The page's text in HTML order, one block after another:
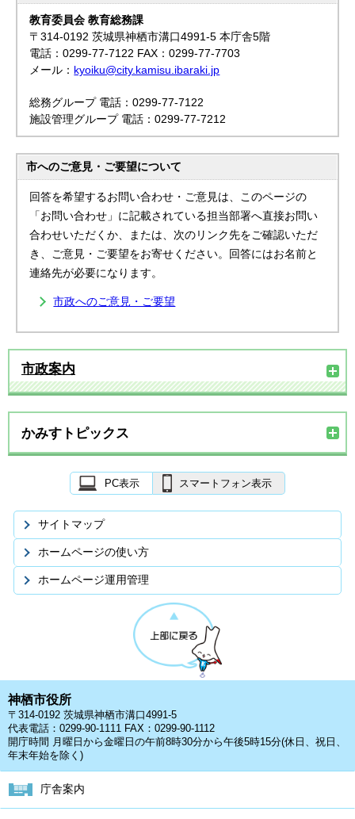
教育委員会 教育総務課
〒314-0192 茨城県神栖市溝口4991-5 本庁舎5階
電話：0299-77-7122 FAX：0299-77-7703
メール： kyoiku@city.kamisu.ibaraki.jp
総務グループ 電話：0299-77-7122
施設管理グループ 電話：0299-77-7212
市へのご意見・ご要望について
回答を希望するお問い合わせ・ご意見は、このページの
「お問い合わせ」に記載されている担当部署へ直接お問い
合わせいただくか、または、次のリンク先をご確認いただ
き、ご意見・ご要望をお寄せください。回答にはお名前と
連絡先が必要になります。
市政へのご意見・ご要望
市政案内
かみすトピックス
PC表示 スマートフォン表示
サイトマップ
ホームページの使い方
ホームページ運用管理
神栖市役所
〒314-0192 茨城県神栖市溝口4991-5
代表電話：0299-90-1111 FAX：0299-90-1112
開庁時間 月曜日から金曜日の午前8時30分から午後5時15分(休日、祝日、
年末年始を除く)
庁舎案内